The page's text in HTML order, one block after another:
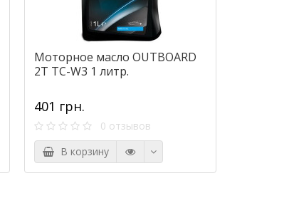
Моторное масло OUTBOARD
2T TC-W3 1 литр.
401 грн.
0 отзывов
В корзину